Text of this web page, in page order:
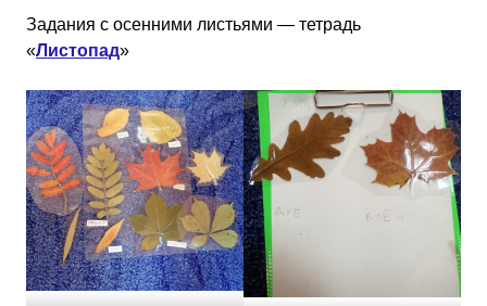
Задания с осенними листьями — тетрадь
«Листопад»